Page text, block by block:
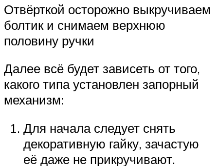
Отвёрткой осторожно выкручиваем
болтик и снимаем верхнюю
половину ручки
Далее всё будет зависеть от того,
какого типа установлен запорный
механизм:
Для начала следует снять
декоративную гайку, зачастую
её даже не прикручивают.